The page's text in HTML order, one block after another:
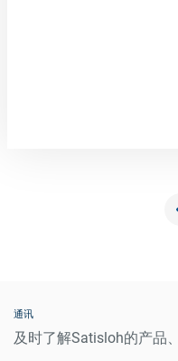
通讯
及时了解Satisloh的产品